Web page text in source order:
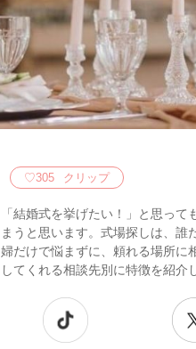
♡305 クリップ
「結婚式を挙げたい！」と思っ
まうと思います。式場探しは、
婦だけで悩まずに、頼れる場所に
してくれる相談先別に特徴を紹介